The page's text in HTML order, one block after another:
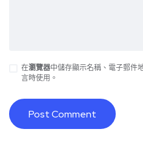
在瀏覽器中儲存顯示名稱、電子郵件
言時使用。